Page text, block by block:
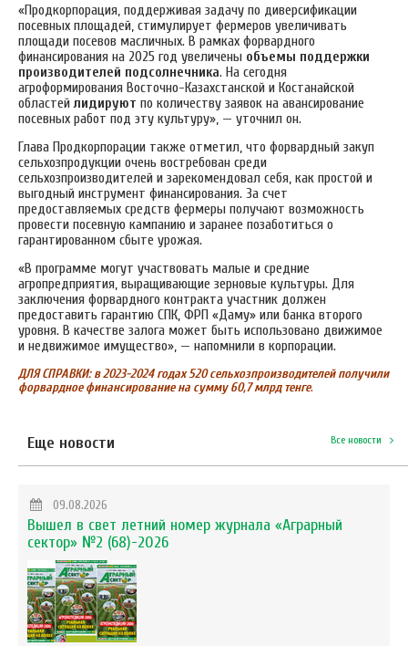
«Продкорпорация, поддерживая задачу по диверсификации
посевных площадей, стимулирует фермеров увеличивать
площади посевов масличных. В рамках форвардного
финансирования на 2025 год увеличены объемы поддержки
производителей подсолнечника. На сегодня
агроформирования Восточно-Казахстанской и Костанайской
областейлидируют по количеству заявок на авансирование
посевных работ под эту культуру», — уточнил он.
Глава Продкорпорации также отметил, что форвардный закуп
сельхозпродукции очень востребован среди
сельхозпроизводителей и зарекомендовал себя, как простой и
выгодный инструмент финансирования. За счет
предоставляемых средств фермеры получают возможность
провести посевную кампанию и заранее позаботиться о
гарантированном сбыте урожая.
«В программе могут участвовать малые и средние
агропредприятия, выращивающие зерновые культуры. Для
заключения форвардного контракта участник должен
предоставить гарантию СПК, ФРП «Даму» или банка второго
уровня. В качестве залога может быть использовано движимое
и недвижимое имущество», — напомнили в корпорации.
ДЛЯ СПРАВКИ: в 2023-2024 годах 520 сельхозпроизводителей получили
форвардное финансирование на сумму 60,7 млрд тенге.
Еще новости Все новости
09.08.2026
Вышел в свет летний номер журнала «Аграрный
сектор» №2 (68)-2026